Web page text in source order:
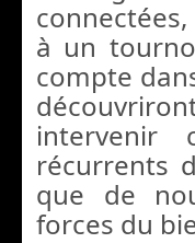
à un
compte
intervenir
récurrents
que de
forces du